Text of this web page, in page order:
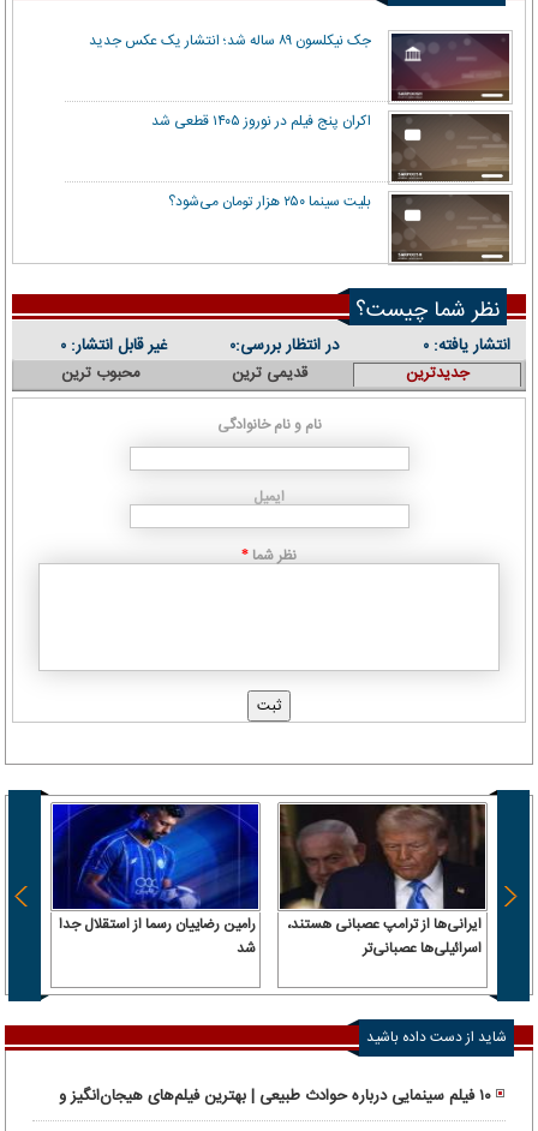
جک نیکلسون ۸۹ ساله شد؛ انتشار یک عکس جدید
اکران پنج فیلم در نوروز ۱۴۰۵ قطعی شد
بلیت سینما ۲۵۰ هزار تومان می‌شود؟
نظر شما چیست؟
انتشار یافته: ۰ در انتظار بررسی:۰ غیر قابل انتشار: ۰
جدیدترین قدیمی ترین محبوب ترین
نام و نام خانوادگی
ایمیل
نظر شما *
ایرانی‌ها از ترامپ عصبانی هستند،
اسرائیلی‌ها عصبانی‌تر
رامین رضاییان رسما از استقلال جدا
شد
شاید از دست داده باشید
۱۰ فیلم سینمایی درباره حوادث طبیعی | بهترین فیلم‌های هیجان‌انگیز و